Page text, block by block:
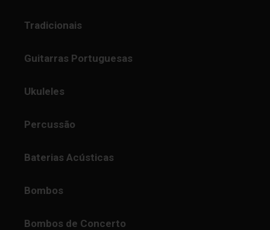
Tradicionais
Guitarras Portuguesas
Ukuleles
Percussão
Baterias Acústicas
Bombos
Bombos de Concerto